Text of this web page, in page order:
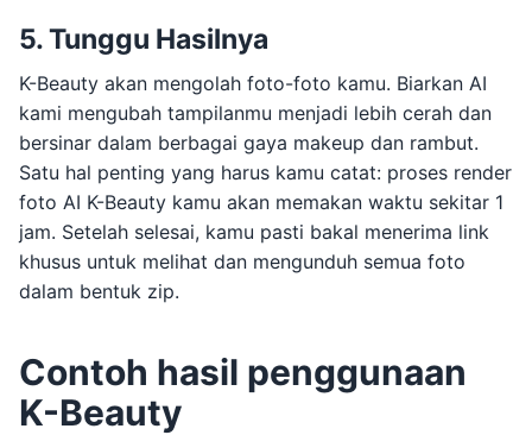
5. Tunggu Hasilnya
K-Beauty akan mengolah foto-foto kamu. Biarkan AI
kami mengubah tampilanmu menjadi lebih cerah dan
bersinar dalam berbagai gaya makeup dan rambut.
Satu hal penting yang harus kamu catat: proses render
foto AI K-Beauty kamu akan memakan waktu sekitar 1
jam. Setelah selesai, kamu pasti bakal menerima link
khusus untuk melihat dan mengunduh semua foto
dalam bentuk zip.
Contoh hasil penggunaan
K-Beauty